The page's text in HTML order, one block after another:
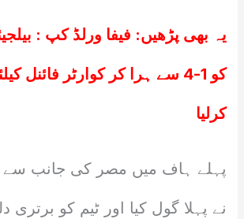
یہ بھی پڑھیں: فیفا ورلڈ کپ :
کو 1-4 سے ہرا کر کوارٹر فائنل
کرلیا
پہلے ہاف میں مصر کی جانب سے
نے پہلا گول کیا اور ٹیم کو برتری